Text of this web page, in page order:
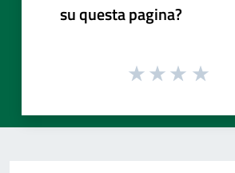
su questa pagina?